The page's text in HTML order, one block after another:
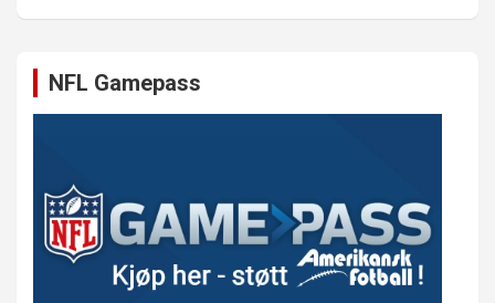
NFL Gamepass